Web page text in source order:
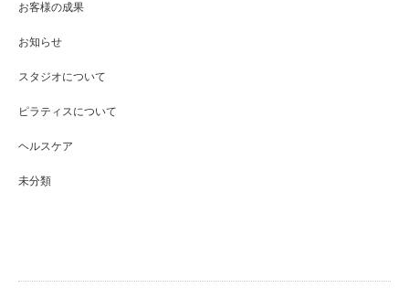
お客様の成果
お知らせ
スタジオについて
ピラティスについて
ヘルスケア
未分類